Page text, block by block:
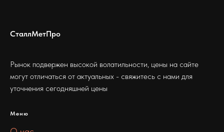
СталлМетПро
Рынок подвержен высокой волатильности, цены на сайте
могут отличаться от актуальных - свяжитесь с нами для
уточнения сегодняшней цены
Меню